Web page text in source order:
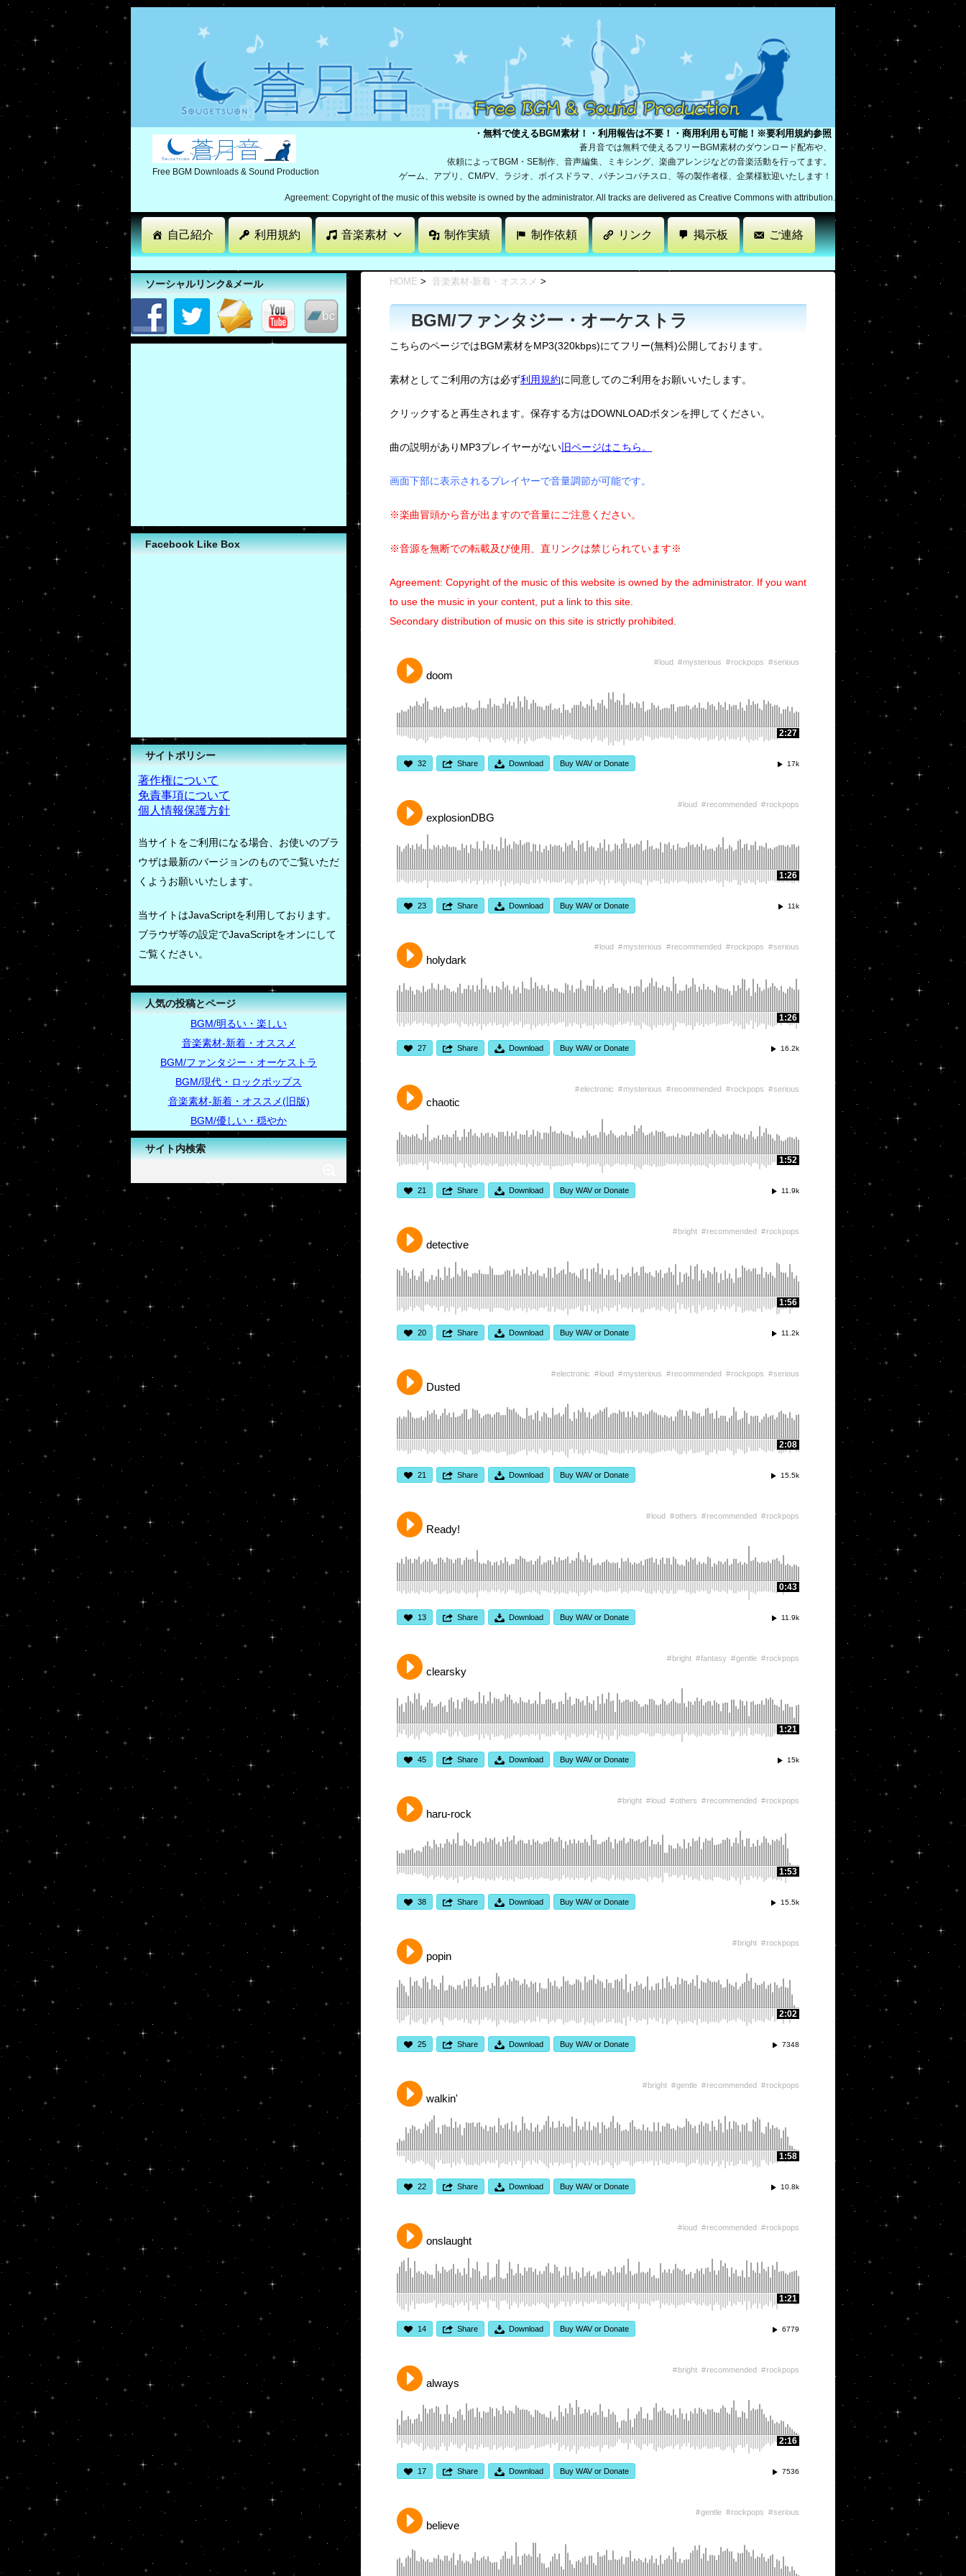
Free BGM Downloads & Sound Production
・無料で使えるBGM素材！・利用報告は不要！・商用利用も可能！※要利用規約参照
蒼月音では無料で使えるフリーBGM素材のダウンロード配布や、
依頼によってBGM・SE制作、音声編集、ミキシング、楽曲アレンジなどの音楽活動を行ってます。
ゲーム、アプリ、CM/PV、ラジオ、ボイスドラマ、パチンコパチスロ、等の製作者様、企業様歓迎いたします！
Agreement: Copyright of the music of this website is owned by the administrator. All tracks are delivered as Creative Commons with attribution.
自己紹介 利用規約 音楽素材 制作実績 制作依頼 リンク 掲示板 ご連絡
HOME > 音楽素材-新着・オススメ >
BGM/ファンタジー・オーケストラ
こちらのページではBGM素材をMP3(320kbps)にてフリー(無料)公開しております。
素材としてご利用の方は必ず利用規約に同意してのご利用をお願いいたします。
クリックすると再生されます。保存する方はDOWNLOADボタンを押してください。
曲の説明がありMP3プレイヤーがない旧ページはこちら。
画面下部に表示されるプレイヤーで音量調節が可能です。
※楽曲冒頭から音が出ますので音量にご注意ください。
※音源を無断での転載及び使用、直リンクは禁じられています※
Agreement: Copyright of the music of this website is owned by the administrator. If you want
to use the music in your content, put a link to this site.
Secondary distribution of music on this site is strictly prohibited.
doom
loud mysterious rockpops serious
2:27
17k
32 Share Download Buy WAV or Donate
explosionDBG
loud recommended rockpops
1:26
11k
23 Share Download Buy WAV or Donate
holydark
loud mysterious recommended rockpops serious
1:26
16.2k
27 Share Download Buy WAV or Donate
chaotic
electronic mysterious recommended rockpops serious
1:52
11.9k
21 Share Download Buy WAV or Donate
detective
bright recommended rockpops
1:56
11.2k
20 Share Download Buy WAV or Donate
Dusted
electronic loud mysterious recommended rockpops serious
2:08
15.5k
21 Share Download Buy WAV or Donate
Ready!
loud others recommended rockpops
0:43
11.9k
13 Share Download Buy WAV or Donate
clearsky
bright fantasy gentle rockpops
1:21
15k
45 Share Download Buy WAV or Donate
haru-rock
bright loud others recommended rockpops
1:53
15.5k
38 Share Download Buy WAV or Donate
popin
bright rockpops
2:02
7348
25 Share Download Buy WAV or Donate
walkin'
bright gentle recommended rockpops
1:58
10.8k
22 Share Download Buy WAV or Donate
onslaught
loud recommended rockpops
1:21
6779
14 Share Download Buy WAV or Donate
always
bright recommended rockpops
2:16
7536
17 Share Download Buy WAV or Donate
believe
gentle rockpops serious
ソーシャルリンク&メール
Facebook Like Box
サイトポリシー
著作権について
免責事項について
個人情報保護方針
当サイトをご利用になる場合、お使いのブラ
ウザは最新のバージョンのものでご覧いただ
くようお願いいたします。
当サイトはJavaScriptを利用しております。
ブラウザ等の設定でJavaScriptをオンにして
ご覧ください。
人気の投稿とページ
BGM/明るい・楽しい
音楽素材-新着・オススメ
BGM/ファンタジー・オーケストラ
BGM/現代・ロックポップス
音楽素材-新着・オススメ(旧版)
BGM/優しい・穏やか
サイト内検索